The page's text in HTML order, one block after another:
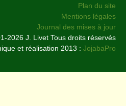
Plan du site
Mentions légales
Journal des mises à jour
2026 J. Livet Tous droits réservés
et réalisation 2013 : JojabaPro